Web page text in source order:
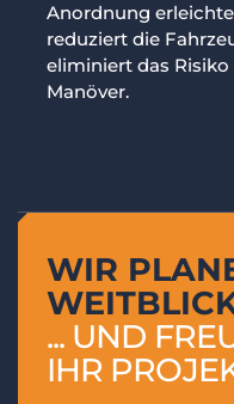
Anordnung
reduziert die
eliminiert das
Manöver.
WIR PLAN
WEITBLIC
... UND FRE
IHR PROJE